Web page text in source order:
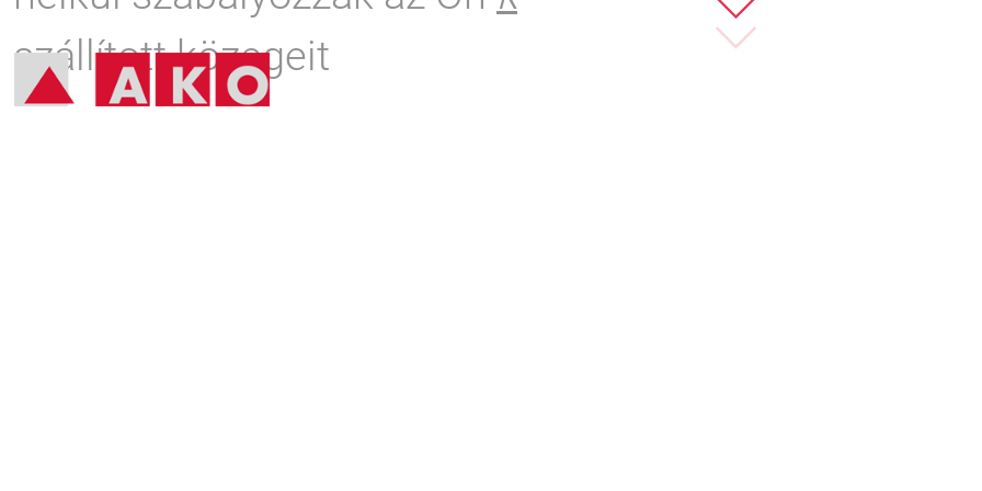
szállított közegeit